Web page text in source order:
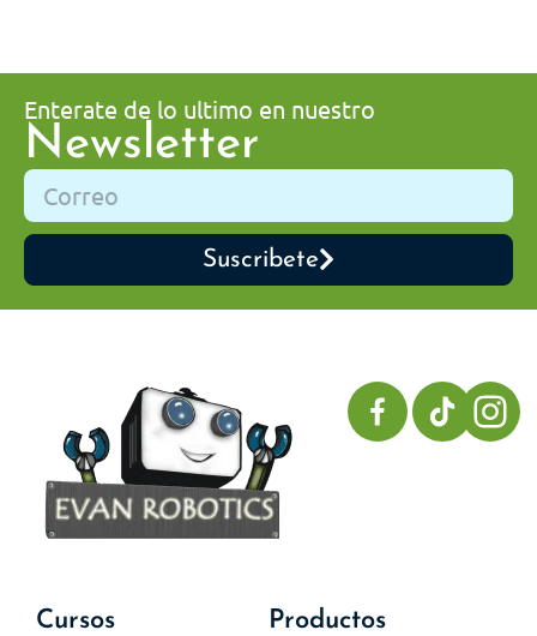
Enterate de lo ultimo en nuestro
Newsletter
Suscribete
Cursos Productos